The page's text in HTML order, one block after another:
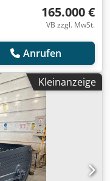
165.000 €
VB zzgl. MwSt.
Anrufen
Kleinanzeige